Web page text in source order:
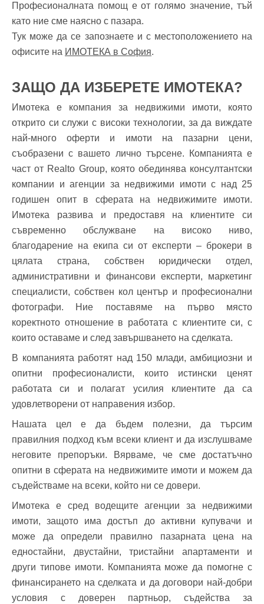
Професионалната помощ е от голямо значение, тъй
като ние сме наясно с пазара.
Тук може да се запознаете и с местоположението на
офисите на ИМОТЕКА в София.
ЗАЩО ДА ИЗБЕРЕТЕ ИМОТЕКА?
Имотека е компания за недвижими имоти, която
открито си служи с високи технологии, за да виждате
най-много оферти и имоти на пазарни цени,
съобразени с вашето лично търсене. Компанията е
част от Realto Group, която обединява консултантски
компании и агенции за недвижими имоти с над 25
годишен опит в сферата на недвижимите имоти.
Имотека развива и предоставя на клиентите си
съвременно обслужване на високо ниво,
благодарение на екипа си от експерти – брокери в
цялата страна, собствен юридически отдел,
административни и финансови експерти, маркетинг
специалисти, собствен кол център и професионални
фотографи. Ние поставяме на първо място
коректното отношение в работата с клиентите си, с
които оставаме и след завършването на сделката.
В компанията работят над 150 млади, амбициозни и
опитни професионалисти, които истински ценят
работата си и полагат усилия клиентите да са
удовлетворени от направения избор.
Нашата цел е да бъдем полезни, да търсим
правилния подход към всеки клиент и да изслушваме
неговите препоръки. Вярваме, че сме достатъчно
опитни в сферата на недвижимите имоти и можем да
съдействаме на всеки, който ни се довери.
Имотека е сред водещите агенции за недвижими
имоти, защото има достъп до активни купувачи и
може да определи правилно пазарната цена на
едностайни, двустайни, тристайни апартаменти и
други типове имоти. Компанията може да помогне с
финансирането на сделката и да договори най-добри
условия с доверен партньор, съдейства за